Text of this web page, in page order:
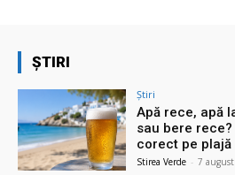
ȘTIRI
Știri
Apă rece, apă
sau bere
corect pe plajă
Stirea Verde - 7